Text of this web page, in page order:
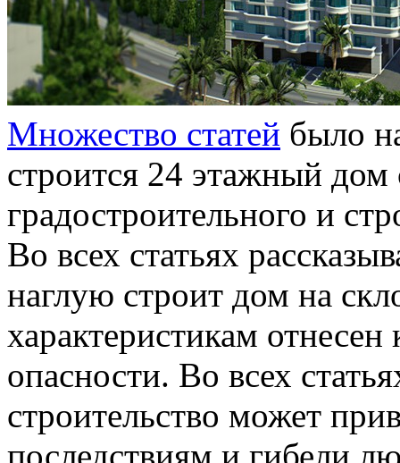
Множество статей было
строится 24 этажный
градостроительного и
Во всех статьях
наглую строит дом на
характеристикам
опасности. Во всех
строительство может
последствиям и гибели